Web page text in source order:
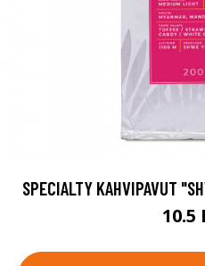
SPECIALTY KAHVIPAVUT
10.5